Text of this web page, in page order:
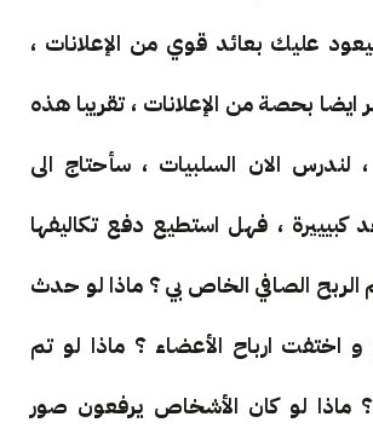
عليك بعائد قوي من الإعلانات ،
ايضا بحصة من الإعلانات ، تقريبا هذه
، لندرس الان السلبيات ، سأحتاج الى
كبيييرة ، فهل استطيع دفع تكاليفها
الربح الصافي الخاص بي ؟ ماذا لو حدث
اختفت ارباح الأعضاء ؟ ماذا لو تم
؟ ماذا لو كان الأشخاص يرفعون صور